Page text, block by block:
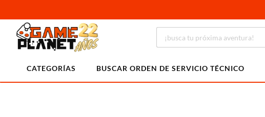
CATEGORÍAS BUSCAR ORDEN DE SERVICIO TÉCNICO